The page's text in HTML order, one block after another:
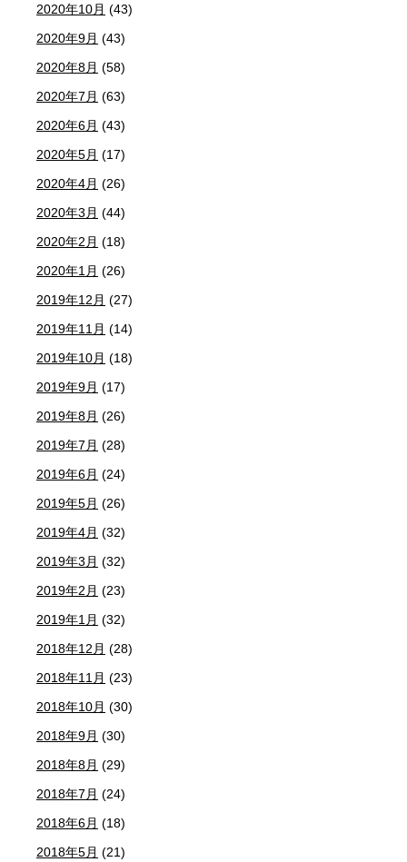
2020年10月 (43)
2020年9月 (43)
2020年8月 (58)
2020年7月 (63)
2020年6月 (43)
2020年5月 (17)
2020年4月 (26)
2020年3月 (44)
2020年2月 (18)
2020年1月 (26)
2019年12月 (27)
2019年11月 (14)
2019年10月 (18)
2019年9月 (17)
2019年8月 (26)
2019年7月 (28)
2019年6月 (24)
2019年5月 (26)
2019年4月 (32)
2019年3月 (32)
2019年2月 (23)
2019年1月 (32)
2018年12月 (28)
2018年11月 (23)
2018年10月 (30)
2018年9月 (30)
2018年8月 (29)
2018年7月 (24)
2018年6月 (18)
2018年5月 (21)